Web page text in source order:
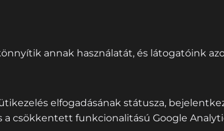
annak használatát, és látogatóink
elfogadásának státusza,
csökkentett funkcionalitású Google